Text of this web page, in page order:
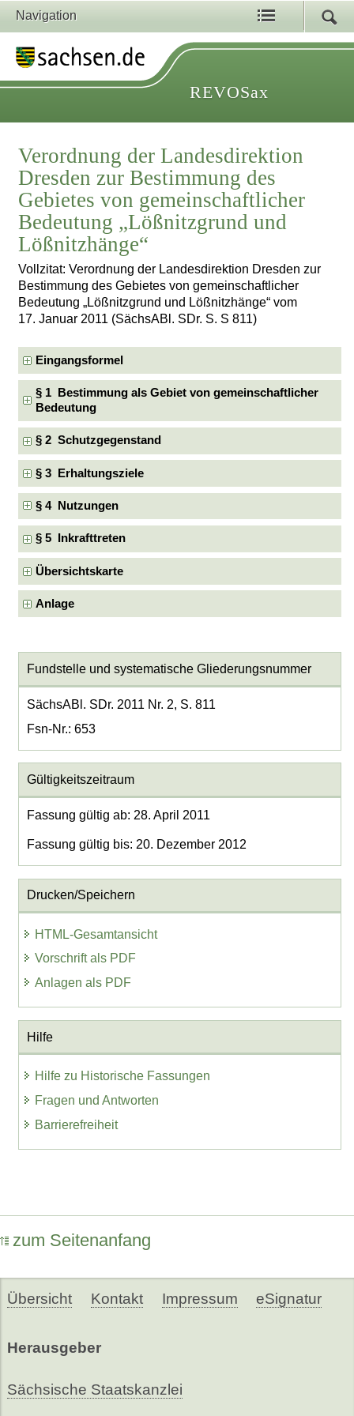
Navigation
REVOSax
Verordnung der Landesdirektion
Dresden zur Bestimmung des
Gebietes von gemeinschaftlicher
Bedeutung „Lößnitzgrund und
Lößnitzhänge“
Vollzitat: Verordnung der Landesdirektion Dresden zur
Bestimmung des Gebietes von gemeinschaftlicher
Bedeutung „Lößnitzgrund und Lößnitzhänge“ vom
17. Januar 2011 (SächsABl. SDr. S. S 811)
Eingangsformel
§ 1 Bestimmung als Gebiet von gemeinschaftlicher
Bedeutung
§ 2 Schutzgegenstand
§ 3 Erhaltungsziele
§ 4 Nutzungen
§ 5 Inkrafttreten
Übersichtskarte
Anlage
Fundstelle und systematische Gliederungsnummer
SächsABl. SDr. 2011 Nr. 2, S. 811
Fsn-Nr.: 653
Gültigkeitszeitraum
Fassung gültig ab: 28. April 2011
Fassung gültig bis: 20. Dezember 2012
Drucken/Speichern
HTML-Gesamtansicht
Vorschrift als PDF
Anlagen als PDF
Hilfe
Hilfe zu Historische Fassungen
Fragen und Antworten
Barrierefreiheit
zum Seitenanfang
Übersicht Kontakt Impressum eSignatur
Herausgeber
Sächsische Staatskanzlei